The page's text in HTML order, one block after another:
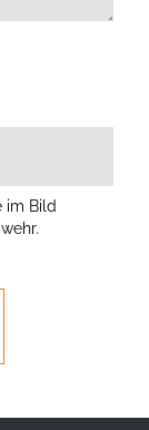
im Bild